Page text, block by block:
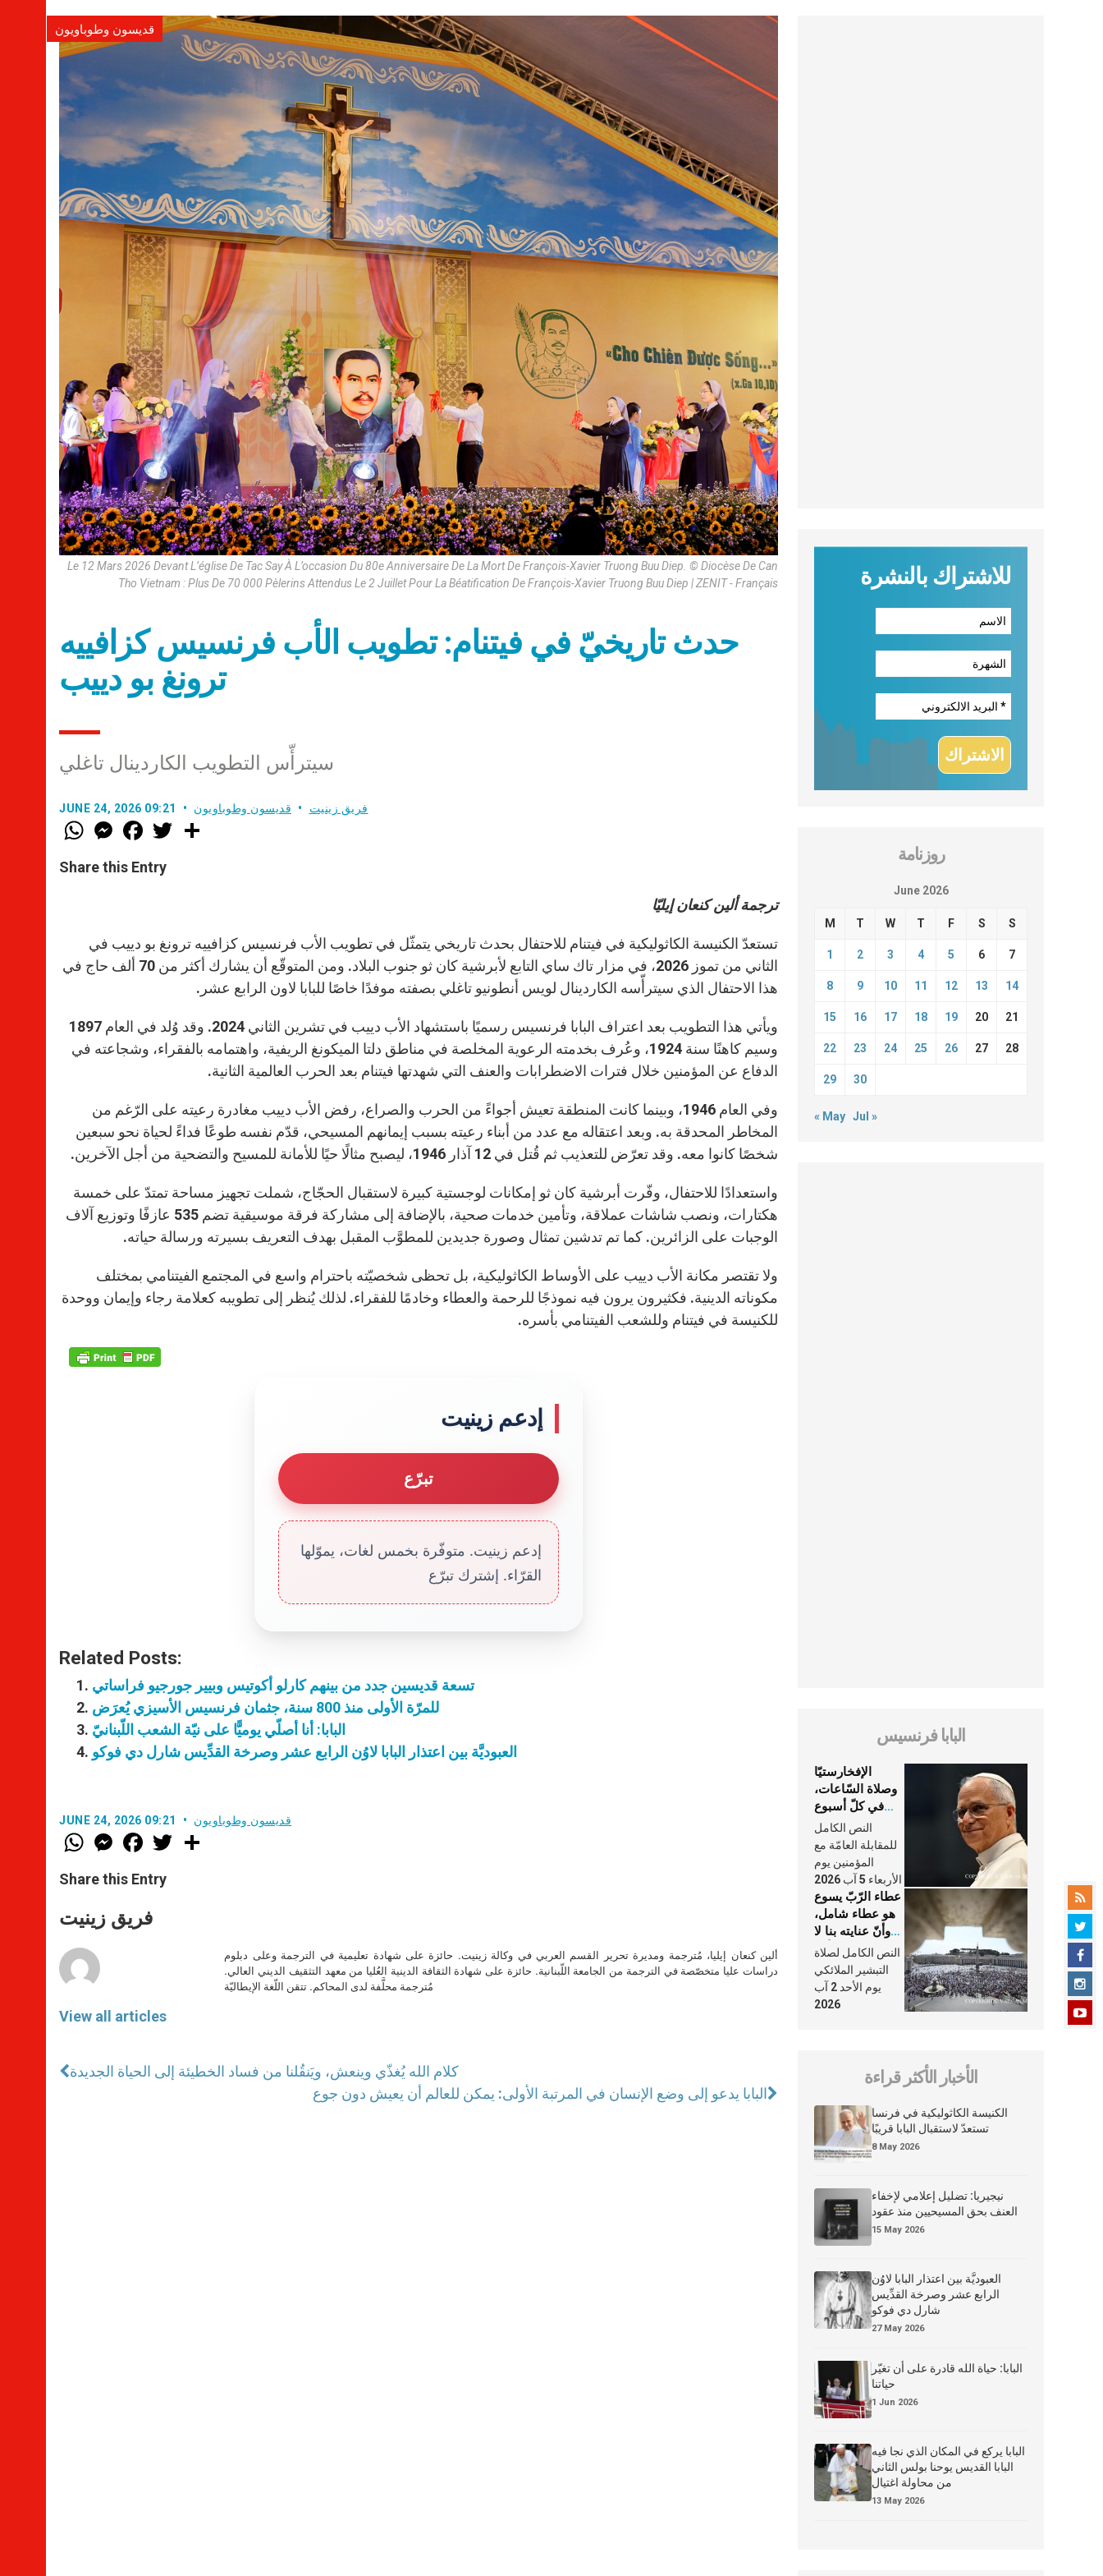
قديسون وطوباويون
Le 12 Mars 2026 Devant L’église De Tac Say À L’occasion Du 80e Anniversaire De La Mort De François-Xavier Truong Buu Diep. © Diocèse De Can
Tho Vietnam : Plus De 70 000 Pèlerins Attendus Le 2 Juillet Pour La Béatification De François-Xavier Truong Buu Diep | ZENIT - Français
حدث تاريخيّ في فيتنام: تطويب الأب فرنسيس كزافييه
ترونغ بو دييب
سيترأّس التطويب الكاردينال تاغلي
JUNE 24, 2026 09:21 فريق زينيت قديسون وطوباويون
W
h
t
s
M
e
s
e
F
a
e
b
w
Share this Entry
ترجمة ألين كنعان إيليّا
تستعدّ الكنيسة الكاثوليكية في فيتنام للاحتفال بحدث تاريخي يتمثّل في تطويب الأب فرنسيس كزافييه ترونغ بو دييب في
الثاني من تموز 2026، في مزار تاك ساي التابع لأبرشية كان ثو جنوب البلاد. ومن المتوقّع أن يشارك أكثر من 70 ألف حاج في
هذا الاحتفال الذي سيترأّسه الكاردينال لويس أنطونيو تاغلي بصفته موفدًا خاصًا للبابا لاون الرابع عشر.
ويأتي هذا التطويب بعد اعتراف البابا فرنسيس رسميًا باستشهاد الأب دييب في تشرين الثاني 2024. وقد وُلد في العام 1897
وسيم كاهنًا سنة 1924، وعُرف بخدمته الرعوية المخلصة في مناطق دلتا الميكونغ الريفية، واهتمامه بالفقراء، وشجاعته في
الدفاع عن المؤمنين خلال فترات الاضطرابات والعنف التي شهدتها فيتنام بعد الحرب العالمية الثانية.
وفي العام 1946، وبينما كانت المنطقة تعيش أجواءً من الحرب والصراع، رفض الأب دييب مغادرة رعيته على الرّغم من
المخاطر المحدقة به. وبعد اعتقاله مع عدد من أبناء رعيته بسبب إيمانهم المسيحي، قدّم نفسه طوعًا فداءً لحياة نحو سبعين
شخصًا كانوا معه. وقد تعرّض للتعذيب ثم قُتل في 12 آذار 1946، ليصبح مثالًا حيًا للأمانة للمسيح والتضحية من أجل الآخرين.
واستعدادًا للاحتفال، وفّرت أبرشية كان ثو إمكانات لوجستية كبيرة لاستقبال الحجّاج، شملت تجهيز مساحة تمتدّ على خمسة
هكتارات، ونصب شاشات عملاقة، وتأمين خدمات صحية، بالإضافة إلى مشاركة فرقة موسيقية تضم 535 عازفًا وتوزيع آلاف
الوجبات على الزائرين. كما تم تدشين تمثال وصورة جديدين للمطوَّب المقبل بهدف التعريف بسيرته ورسالة حياته.
ولا تقتصر مكانة الأب دييب على الأوساط الكاثوليكية، بل تحظى شخصيّته باحترام واسع في المجتمع الفيتنامي بمختلف
مكوناته الدينية. فكثيرون يرون فيه نموذجًا للرحمة والعطاء وخادمًا للفقراء. لذلك يُنظر إلى تطويبه كعلامة رجاء وإيمان ووحدة
للكنيسة في فيتنام وللشعب الفيتنامي بأسره.
إدعم زينيت
تبرّع
إدعم زينيت. متوفّرة بخمس لغات، يموّلها
القرّاء. إشترك تبرّع
Related Posts:
تسعة قديسين جدد من بينهم كارلو أكوتيس وبيير جورجيو فراساتي
للمرّة الأولى منذ 800 سنة، جثمان فرنسيس الأسيزي يُعرَض
البابا: أنا أصلّي يوميًّا على نيّة الشعب اللّبنانيّ
العبوديَّة بين اعتذار البابا لاوُن الرابع عشر وصرخة القدِّيس شارل دي فوكو
JUNE 24, 2026 09:21 قديسون وطوباويون
W
h
t
s
p
p
M
e
s
e
g
e
F
a
e
b
o
k
w
Share this Entry
فريق زينيت
View all articles
ألين كنعان إيليا، مُترجمة ومديرة تحرير القسم العربي في وكالة زينيت. حائزة على شهادة تعليمية في الترجمة وعلى دبلوم
دراسات عليا متخصّصة في الترجمة من الجامعة اللّبنانية. حائزة على شهادة الثقافة الدينية العُليا من معهد التثقيف الديني العالي.
مُترجمة محلَّفة لدى المحاكم. تتقن اللّغة الإيطاليّة
كلام الله يُغذّي وينعش، ويَنقُلنا من فساد الخطيئة إلى الحياة الجديدة
البابا يدعو إلى وضع الإنسان في المرتبة الأولى: يمكن للعالم أن يعيش دون جوع
للاشتراك بالنشرة
روزنامة
June 2026
M T W T F S S
1 2 3 4 5 6 7
8 9 10 11 12 13 14
15 16 17 18 19 20 21
22 23 24 25 26 27 28
29 30
« May Jul »
البابا فرنسيس
الإفخارستيّا
وصلاة السّاعات،
في كلّ أسبوع
وكلّ يوم، هما
النَّفَس في حياة
الكنيسة
النص الكامل
للمقابلة العامّة مع
المؤمنين يوم
الأربعاء 5 آب 2026
عطاء الرّبّ يسوع
هو عطاء شامل،
وأنّ عنايته بنا لا
تغيب عنّا أبدًا
النص الكامل لصلاة
التبشير الملائكي
يوم الأحد 2 آب
2026
الأخبار الأكثر قراءة
الكنيسة الكاثوليكية في فرنسا
تستعدّ لاستقبال البابا قريبًا
8 May 2026
نيجيريا: تضليل إعلامي لإخفاء
العنف بحق المسيحيين منذ عقود
15 May 2026
العبوديَّة بين اعتذار البابا لاوُن
الرابع عشر وصرخة القدِّيس
شارل دي فوكو
27 May 2026
البابا: حياة الله قادرة على أن تغيّر
حياتنا
1 Jun 2026
البابا يركع في المكان الذي نجا فيه
البابا القديس يوحنا بولس الثاني
من محاولة اغتيال
13 May 2026